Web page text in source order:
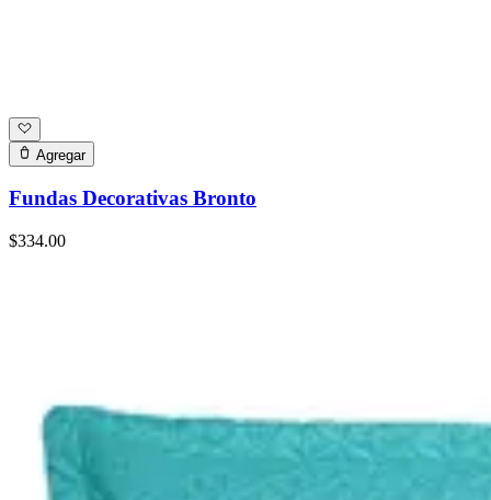
Agregar
Fundas Decorativas Bronto
$334.00